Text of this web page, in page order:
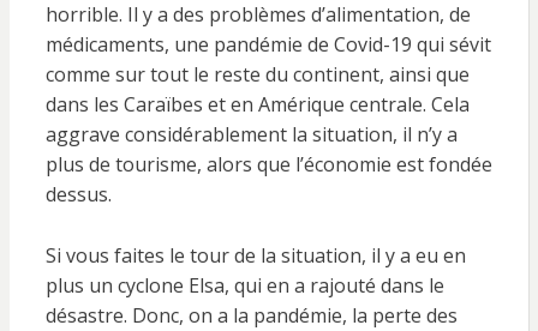
horrible. Il y a des problèmes d’alimentation, de
médicaments, une pandémie de Covid-19 qui sévit
comme sur tout le reste du continent, ainsi que
dans les Caraïbes et en Amérique centrale. Cela
aggrave considérablement la situation, il n’y a
plus de tourisme, alors que l’économie est fondée
dessus.
Si vous faites le tour de la situation, il y a eu en
plus un cyclone Elsa, qui en a rajouté dans le
désastre. Donc, on a la pandémie, la perte des